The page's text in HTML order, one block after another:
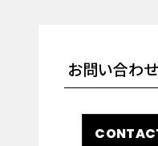
お問い合わ